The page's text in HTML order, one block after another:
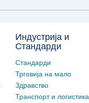
Индустрија и
Стандарди
Стандарди
Трговија на мало
Здравство
Транспорт и логистика